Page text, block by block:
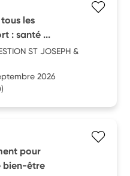
les
: santé ...
ST JOSEPH &
2026
pour
bien-être